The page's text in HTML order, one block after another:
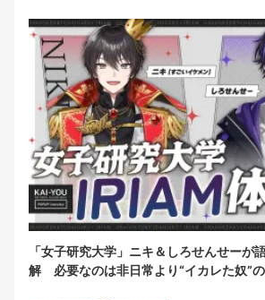
「女子研究大学」ニキ＆しろせんせーが
解 必要なのは非日常より“イカレた奴”